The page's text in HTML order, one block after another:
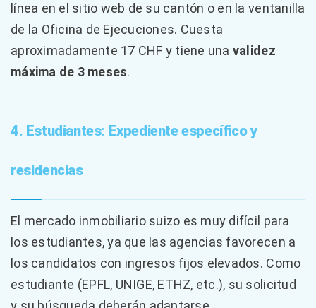
línea en el sitio web de su cantón o en la ventanilla
de la Oficina de Ejecuciones. Cuesta
aproximadamente 17 CHF y tiene una validez
máxima de 3 meses.
4. Estudiantes: Expediente específico y
residencias
El mercado inmobiliario suizo es muy difícil para
los estudiantes, ya que las agencias favorecen a
los candidatos con ingresos fijos elevados. Como
estudiante (EPFL, UNIGE, ETHZ, etc.), su solicitud